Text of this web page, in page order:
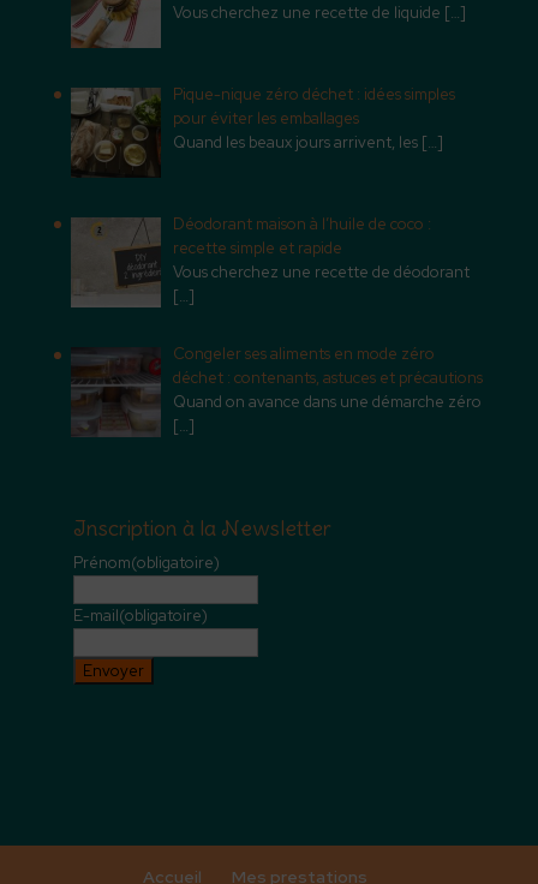
Vous cherchez une recette de liquide […]
Pique-nique zéro déchet : idées simples
pour éviter les emballages
Quand les beaux jours arrivent, les […]
Déodorant maison à l’huile de coco :
recette simple et rapide
Vous cherchez une recette de déodorant
[…]
Congeler ses aliments en mode zéro
déchet : contenants, astuces et précautions
Quand on avance dans une démarche zéro
[…]
Inscription à la Newsletter
Prénom(obligatoire)
E-mail(obligatoire)
Envoyer
Accueil Mes prestations